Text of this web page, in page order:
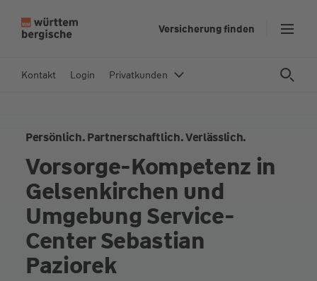
In
Versicherung finden
Kontakt Login Privatkunden
Persönlich. Partnerschaftlich. Verlässlich.
Vorsorge-Kompetenz in
Gelsenkirchen und
Umgebung Service-
Center Sebastian
Paziorek